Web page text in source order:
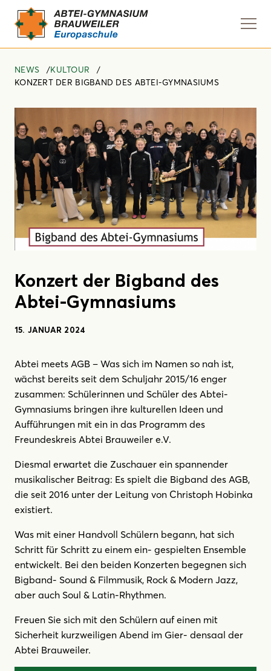
NEWS
KULTOUR
KONZERT DER BIGBAND DES ABTEI-GYMNASIUMS
Konzert der Bigband des
Abtei-Gymnasiums
15. JANUAR 2024
Abtei meets AGB – Was sich im Namen so nah ist,
wächst bereits seit dem Schuljahr 2015/16 enger
zusammen: Schülerinnen und Schüler des Abtei-
Gymnasiums bringen ihre kulturellen Ideen und
Aufführungen mit ein in das Programm des
Freundeskreis Abtei Brauweiler e.V.
Diesmal erwartet die Zuschauer ein spannender
musikalischer Beitrag: Es spielt die Bigband des AGB,
die seit 2016 unter der Leitung von Christoph Hobinka
existiert.
Was mit einer Handvoll Schülern begann, hat sich
Schritt für Schritt zu einem ein- gespielten Ensemble
entwickelt. Bei den beiden Konzerten begegnen sich
Bigband- Sound & Filmmusik, Rock & Modern Jazz,
aber auch Soul & Latin-Rhythmen.
Freuen Sie sich mit den Schülern auf einen mit
Sicherheit kurzweiligen Abend im Gier- densaal der
Abtei Brauweiler.